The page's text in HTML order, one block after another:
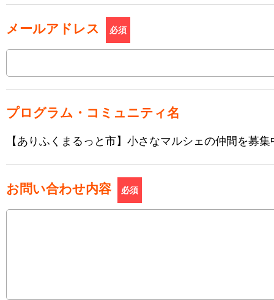
メールアドレス 必須
プログラム・コミュニティ名
【ありふくまるっと市】小さなマルシェの仲間を募集
お問い合わせ内容 必須